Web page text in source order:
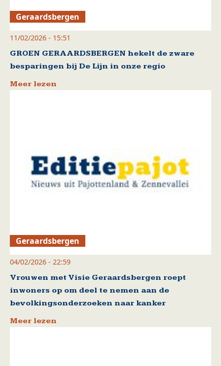
Geraardsbergen
11/02/2026 - 15:51
GROEN GERAARDSBERGEN hekelt de zware
besparingen bij De Lijn in onze regio
Meer lezen
Geraardsbergen
04/02/2026 - 22:59
Vrouwen met Visie Geraardsbergen roept
inwoners op om deel te nemen aan de
bevolkingsonderzoeken naar kanker
Meer lezen